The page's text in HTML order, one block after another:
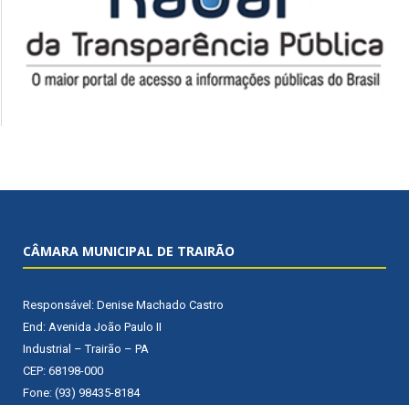
CÂMARA MUNICIPAL DE TRAIRÃO
Responsável: Denise Machado Castro
End: Avenida João Paulo II
Industrial – Trairão – PA
CEP: 68198-000
Fone: (93) 98435-8184